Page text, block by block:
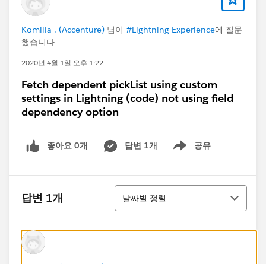
Komilla . (Accenture) 님이 #Lightning Experience에 질문
했습니다
2020년 4월 1일 오후 1:22
Fetch dependent pickList using custom
settings in Lightning (code) not using field
dependency option
좋아요 0개 답변 1개 공유
Show menu
답변 1개
정렬
날짜별 정렬